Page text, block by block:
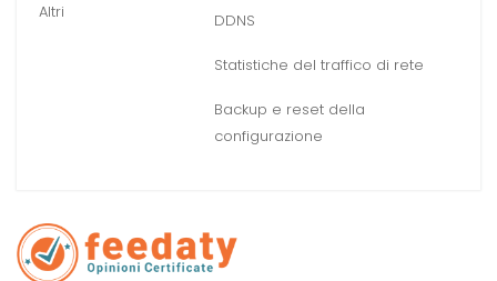
Altri DDNS
Statistiche del traffico di rete
Backup e reset della
configurazione